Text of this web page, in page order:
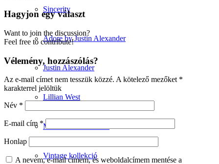
Sincerity
Adore by Justin Alexander
Justin Alexander
Lillian West
Minimalista kollekció
Vintage kollekció
Hagyjon egy választ
Want to join the discussion?
Feel free to contribute!
Vélemény, hozzászólás?
Az e-mail címet nem tesszük közzé. A kötelező mezőket *
karakterrel jelöltük
Név *
E-mail cím *
Honlap
A nevem, e-mail címem, és weboldalcímem mentése a